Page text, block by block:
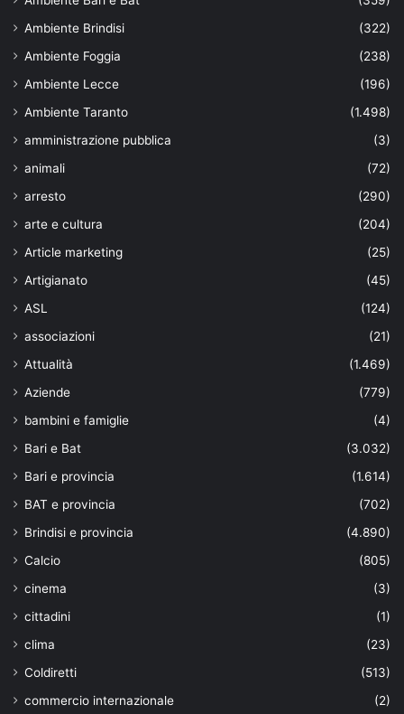
Ambiente Brindisi
(322)
Ambiente Foggia
(238)
Ambiente Lecce
(196)
Ambiente Taranto
(1.498)
amministrazione pubblica
(3)
animali
(72)
arresto
(290)
arte e cultura
(204)
Article marketing
(25)
Artigianato
(45)
ASL
(124)
associazioni
(21)
Attualità
(1.469)
Aziende
(779)
bambini e famiglie
(4)
Bari e Bat
(3.032)
Bari e provincia
(1.614)
BAT e provincia
(702)
Brindisi e provincia
(4.890)
Calcio
(805)
cinema
(3)
cittadini
(1)
clima
(23)
Coldiretti
(513)
commercio internazionale
(2)